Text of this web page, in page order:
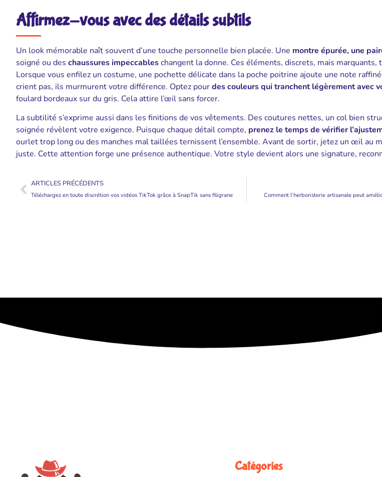
Affirmez-vous avec des détails subtils
Un look mémorable naît souvent d’une touche personnelle bien placée. Une montre épurée, une
soigné ou des chaussures impeccableschangent la donne. Ces éléments, discrets, mais marquants,
Lorsque vous enfilez un costume, une pochette délicate dans la poche poitrine ajoute une note
crient pas, ils murmurent votre différence. Optez pourdes couleurs qui tranchent légèrement avec
foulard bordeaux sur du gris. Cela attire l’œil sans forcer.
La subtilité s’exprime aussi dans les finitions de vos vêtements. Des coutures nettes, un col bien
soignée révèlent votre exigence. Puisque chaque détail compte, prenez le temps de vérifier
ourlet trop long ou des manches mal taillées ternissent l’ensemble. Avant de sortir, jetez un œil au
juste. Cette attention forge une présence authentique. Votre style devient alors une signature,
ARTICLES PRÉCÉDENTS
Téléchargez en toute discrétion vos vidéos TikTok grâce à SnapTik sans filigrane Comment l’herboristerie artisanale peut
Catégories